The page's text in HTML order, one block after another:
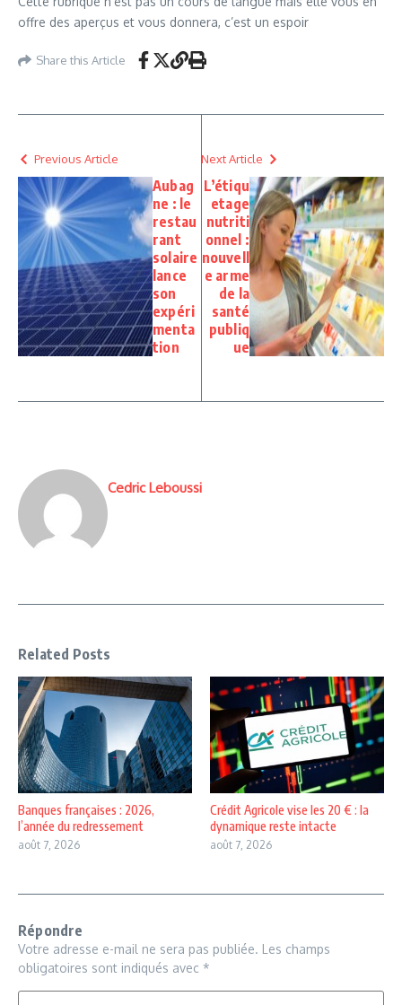
offre des aperçus et vous donnera, c’est un espoir
Share this Article
Previous Article
Aubag
ne : le
restau
rant
solaire
lance
son
expéri
menta
tion
Next Article
L’étiqu
etage
nutriti
onnel :
nouvell
e arme
de la
santé
publiq
ue
Cedric Leboussi
Related Posts
Banques françaises : 2026,
l’année du redressement
août 7, 2026
Crédit Agricole vise les 20 € : la
dynamique reste intacte
août 7, 2026
Répondre
Votre adresse e-mail ne sera pas publiée. Les champs
obligatoires sont indiqués avec *